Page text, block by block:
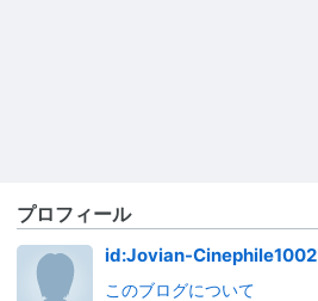
プロフィール
id:Jovian-Cinephile1002
このブログについて